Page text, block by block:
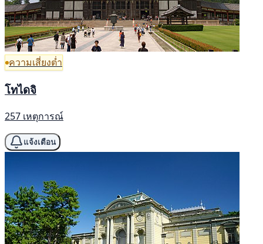
ความเสี่ยงต่ำ
โทไดจิ
257 เหตุการณ์
แจ้งเตือน